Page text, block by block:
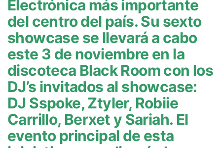
Electrónica más importante
del centro del país. Su sexto
showcase se llevará a cabo
este 3 de noviembre en la
discoteca Black Room con los
DJ’s invitados al showcase:
DJ Sspoke, Ztyler, Robiie
Carrillo, Berxet y Sariah. El
evento principal de esta